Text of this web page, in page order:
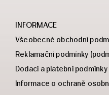
INFORMACE
Všeobecné obchodní
Reklamační podmínky
Dodací a platební podmínky
Informace o ochraně